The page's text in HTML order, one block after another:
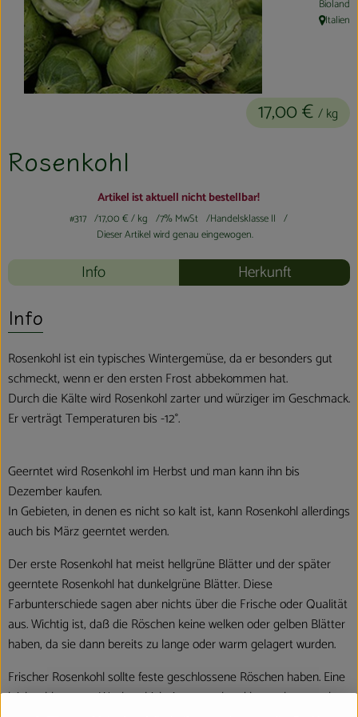
Kühltheke
Aktionen & Neues
Naturkost
Haushaltswaren
So geht´s
Über uns
Aktuelles
Veranstaltungen
Rosenkohl
17,00 € / kg
Bioland
,Italien
Artikel ist aktuell nicht bestellbar!
#317 17,00 €/ kg 7% MwSt
Handelsklasse II
Dieser Artikel wird genau eingewogen.
Info Herkunft
Info
Rosenkohl ist ein typisches Wintergemüse, da er besonders gut
schmeckt, wenn er den ersten Frost abbekommen hat.
Durch die Kälte wird Rosenkohl zarter und würziger im Geschmack.
Er verträgt Temperaturen bis -12°.
Geerntet wird Rosenkohl im Herbst und man kann ihn bis
Dezember kaufen.
In Gebieten, in denen es nicht so kalt ist, kann Rosenkohl allerdings
auch bis März geerntet werden.
Der erste Rosenkohl hat meist hellgrüne Blätter und der später
geerntete Rosenkohl hat dunkelgrüne Blätter. Diese
Farbunterschiede sagen aber nichts über die Frische oder Qualität
aus. Wichtig ist, daß die Röschen keine welken oder gelben Blätter
haben, da sie dann bereits zu lange oder warm gelagert wurden.
Frischer Rosenkohl sollte feste geschlossene Röschen haben. Eine
leichte blaugraue Wachsschicht ist normal und kann abgewaschen